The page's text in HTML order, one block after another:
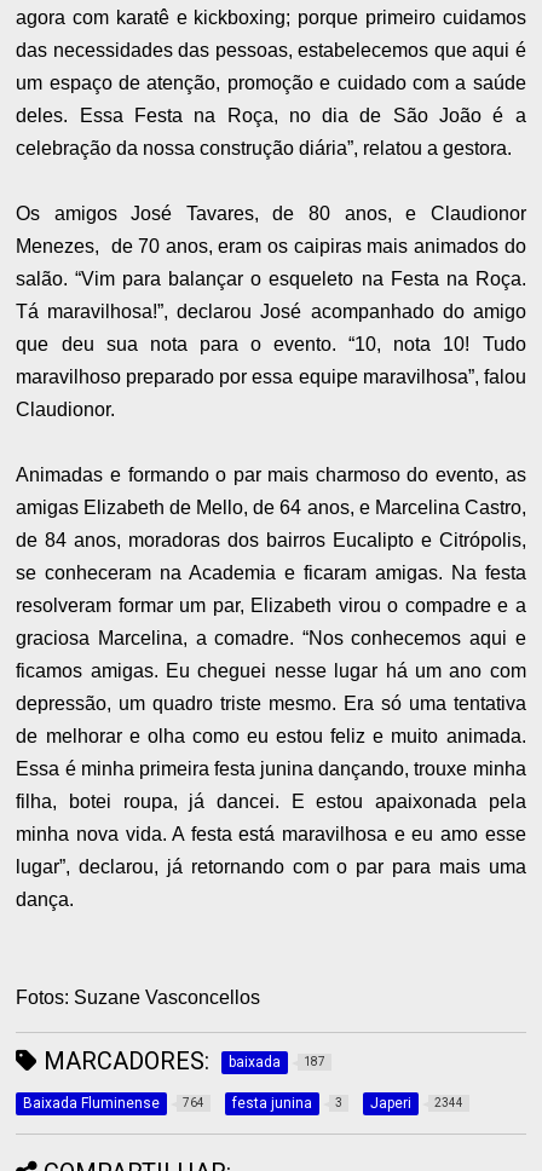
agora com karatê e kickboxing; porque primeiro cuidamos
das necessidades das pessoas, estabelecemos que aqui é
um espaço de atenção, promoção e cuidado com a saúde
deles. Essa Festa na Roça, no dia de São João é a
celebração da nossa construção diária”, relatou a gestora.
Os amigos José Tavares, de 80 anos, e Claudionor
Menezes, de 70 anos, eram os caipiras mais animados do
salão. “Vim para balançar o esqueleto na Festa na Roça.
Tá maravilhosa!”, declarou José acompanhado do amigo
que deu sua nota para o evento. “10, nota 10! Tudo
maravilhoso preparado por essa equipe maravilhosa”, falou
Claudionor.
Animadas e formando o par mais charmoso do evento, as
amigas Elizabeth de Mello, de 64 anos, e Marcelina Castro,
de 84 anos, moradoras dos bairros Eucalipto e Citrópolis,
se conheceram na Academia e ficaram amigas. Na festa
resolveram formar um par, Elizabeth virou o compadre e a
graciosa Marcelina, a comadre. “Nos conhecemos aqui e
ficamos amigas. Eu cheguei nesse lugar há um ano com
depressão, um quadro triste mesmo. Era só uma tentativa
de melhorar e olha como eu estou feliz e muito animada.
Essa é minha primeira festa junina dançando, trouxe minha
filha, botei roupa, já dancei. E estou apaixonada pela
minha nova vida. A festa está maravilhosa e eu amo esse
lugar”, declarou, já retornando com o par para mais uma
dança.
Fotos: Suzane Vasconcellos
MARCADORES: baixada 187
Baixada Fluminense 764 festa junina 3 Japeri 2344